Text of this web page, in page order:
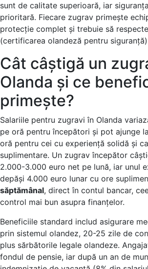
sunt de calitate superioară, iar
prioritară. Fiecare zugrav primește
protecție complet și trebuie să
(certificarea olandeză pentru
Cât câștigă un
Olanda și ce
primește?
Salariile pentru zugravi în Olanda
pe oră pentru începători și pot ajunge
oră pentru cei cu experiență solidă și
suplimentare. Un zugrav începător
2.000-3.000 euro net pe lună, iar unul
depăși 4.000 euro lunar cu ore
săptămânal, direct în contul bancar,
control mai bun asupra finanțelor.
Beneficiile standard includ asigurare
prin sistemul olandez, 20-25 zile de
plus sărbătorile legale olandeze.
fondul de pensie, iar după un an de